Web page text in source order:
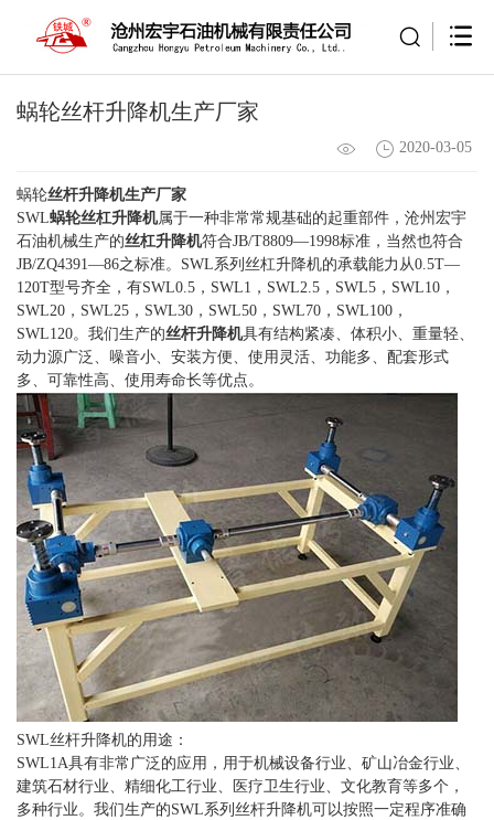
蜗轮丝杆升降机生产厂家
2020-03-05
蜗轮丝杆升降机生产厂家
SWL蜗轮丝杠升降机属于一种非常常规基础的起重部件，沧州宏宇
石油机械生产的丝杠升降机符合JB/T8809—1998标准，当然也符合
JB/ZQ4391—86之标准。SWL系列丝杠升降机的承载能力从0.5T—
120T型号齐全，有SWL0.5，SWL1，SWL2.5，SWL5，SWL10，
SWL20，SWL25，SWL30，SWL50，SWL70，SWL100，
SWL120。我们生产的丝杆升降机具有结构紧凑、体积小、重量轻、
动力源广泛、噪音小、安装方便、使用灵活、功能多、配套形式
多、可靠性高、使用寿命长等优点。
SWL丝杆升降机的用途：
SWL1A具有非常广泛的应用，用于机械设备行业、矿山冶金行业、
建筑石材行业、精细化工行业、医疗卫生行业、文化教育等多个，
多种行业。我们生产的SWL系列丝杆升降机可以按照一定程序准确